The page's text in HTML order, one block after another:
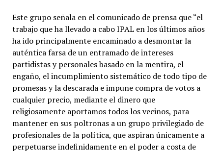
Este grupo señala en el comunicado de prensa que “el
trabajo que ha llevado a cabo IPAL en los últimos años
ha ido principalmente encaminado a desmontar la
auténtica farsa de un entramado de intereses
partidistas y personales basado en la mentira, el
engaño, el incumplimiento sistemático de todo tipo de
promesas y la descarada e impune compra de votos a
cualquier precio, mediante el dinero que
religiosamente aportamos todos los vecinos, para
mantener en sus poltronas a un grupo privilegiado de
profesionales de la política, que aspiran únicamente a
perpetuarse indefinidamente en el poder a costa de